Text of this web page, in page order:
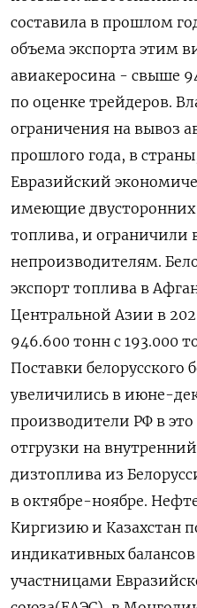
составила в прошлом
объема экспорта этим
авиакеросина - свыше
по оценке трейдеров.
ограничения на вывоз
прошлого года, в
Евразийский
имеющие двусторонних
топлива, и ограничили
непроизводителям.
экспорт топлива в
Центральной Азии в
946.600 тонн с 193.000
Поставки белорусского
увеличились в июне-
производители ⁠РФ в
отгрузки на
дизтоплива из
в октябре-​ноябре.
Киргизию и Казахстан
индикативных
участницами